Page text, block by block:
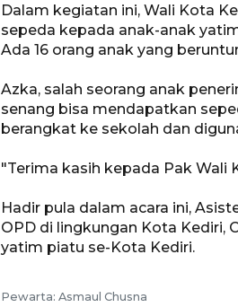
Dalam kegiatan ini, Wali Kota
sepeda kepada anak-anak
Ada 16 orang anak yang
Azka, salah seorang anak
senang bisa mendapatkan
berangkat ke sekolah dan
"Terima kasih kepada Pak Wali
Hadir pula dalam acara ini,
OPD di lingkungan Kota Kediri,
yatim piatu se-Kota Kediri.
Pewarta: Asmaul Chusna